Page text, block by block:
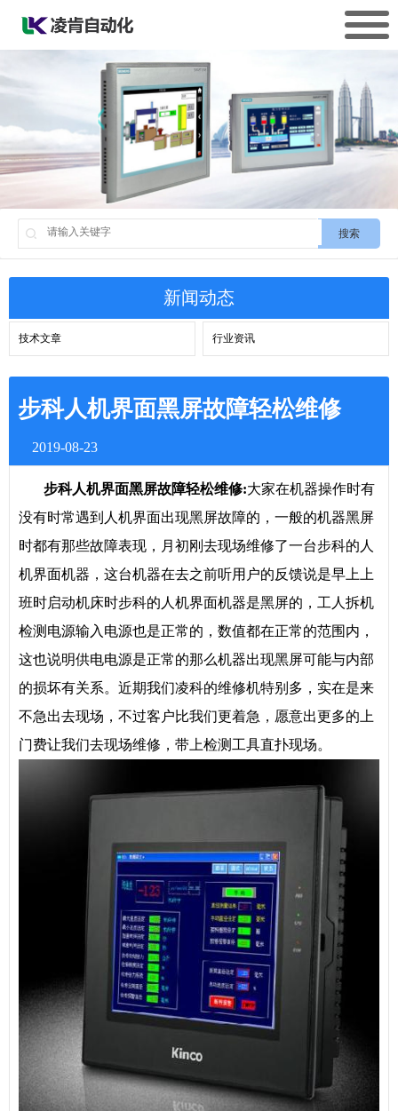
搜索
新闻动态
技术文章 行业资讯
步科人机界面黑屏故障轻松维修
2019-08-23
步科人机界面黑屏故障轻松维修:大家在机器操作时有
没有时常遇到人机界面出现黑屏故障的，一般的机器黑屏
时都有那些故障表现，月初刚去现场维修了一台步科的人
机界面机器，这台机器在去之前听用户的反馈说是早上上
班时启动机床时步科的人机界面机器是黑屏的，工人拆机
检测电源输入电源也是正常的，数值都在正常的范围内，
这也说明供电电源是正常的那么机器出现黑屏可能与内部
的损坏有关系。近期我们凌科的维修机特别多，实在是来
不急出去现场，不过客户比我们更着急，愿意出更多的上
门费让我们去现场维修，带上检测工具直扑现场。